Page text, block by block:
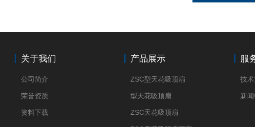
关于我们
公司简介
荣誉资质
资料下载
产品展示
ZSC型天花吸顶扇
型天花吸顶扇
ZSC天花吸顶扇
服
技
新